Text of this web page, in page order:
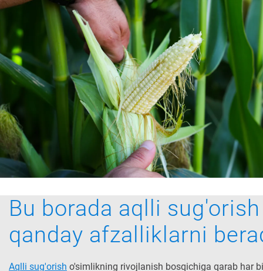
Bu borada aqlli sug'orish
qanday afzalliklarni
Aqlli sug'orish o'simlikning rivojlanish bosqichiga qarab har